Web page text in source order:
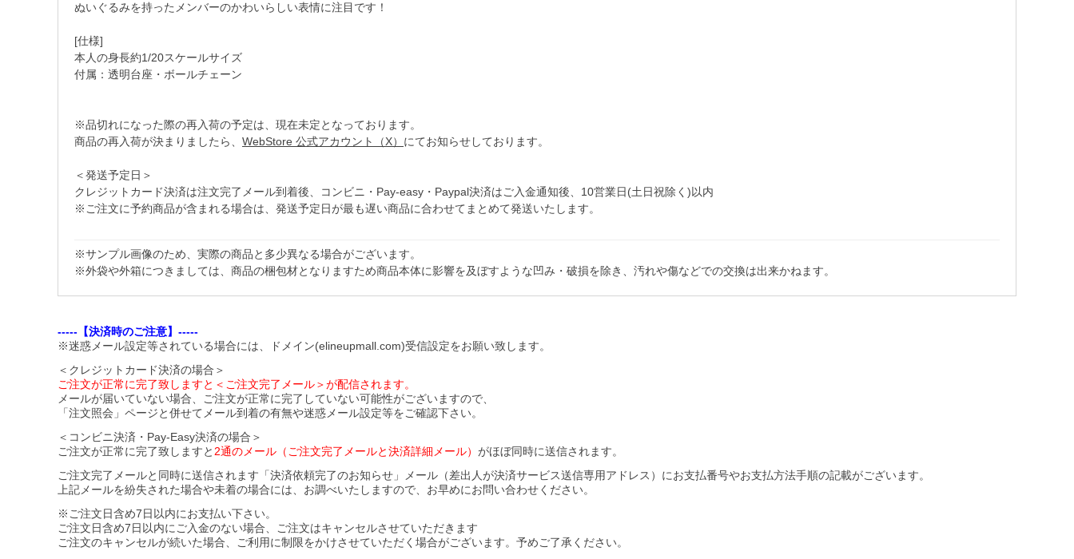
ぬいぐるみを持ったメンバーのかわいらしい表情に注目です！
[仕様]
本人の身長約1/20スケールサイズ
付属：透明台座・ボールチェーン
※品切れになった際の再入荷の予定は、現在未定となっております。
商品の再入荷が決まりましたら、 WebStore 公式アカウント（X） にてお知らせしております。
＜発送予定日＞
クレジットカード決済は注文完了メール到着後、コンビニ・Pay-easy・Paypal決済はご入金通知後、10営業日(土日祝除く)以内
※ご注文に予約商品が含まれる場合は、発送予定日が最も遅い商品に合わせてまとめて発送いたします。
※サンプル画像のため、実際の商品と多少異なる場合がございます。
※外袋や外箱につきましては、商品の梱包材となりますため商品本体に影響を及ぼすような凹み・破損を除き、汚れや傷などでの交換は出来かねます。
-----【決済時のご注意】-----
※迷惑メール設定等されている場合には、ドメイン(elineupmall.com)受信設定をお願い致します。
＜クレジットカード決済の場合＞
ご注文が正常に完了致しますと＜ご注文完了メール＞が配信されます。
メールが届いていない場合、ご注文が正常に完了していない可能性がございますので、
「注文照会」ページと併せてメール到着の有無や迷惑メール設定等をご確認下さい。
＜コンビニ決済・Pay-Easy決済の場合＞
ご注文が正常に完了致しますと2通のメール（ご注文完了メールと決済詳細メール） がほぼ同時に送信されます。
ご注文完了メールと同時に送信されます「決済依頼完了のお知らせ」メール（差出人が決済サービス送信専用アドレス）にお支払番号やお支払方法手順の記載がございます。
上記メールを紛失された場合や未着の場合には、お調べいたしますので、お早めにお問い合わせください。
※ご注文日含め7日以内にお支払い下さい。
ご注文日含め7日以内にご入金のない場合、ご注文はキャンセルさせていただきます
ご注文のキャンセルが続いた場合、ご利用に制限をかけさせていただく場合がございます。予めご了承ください。